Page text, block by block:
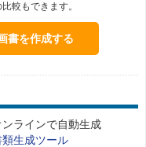
較もできます。
書を作成する
ラインで自動生成
生成ツール